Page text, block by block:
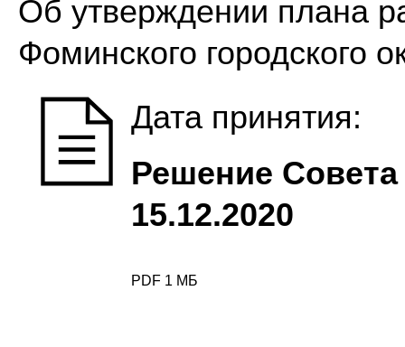
Об утверждении плана
Фоминского городского
Дата принятия:
Решение
15.12.2020
PDF 1 МБ